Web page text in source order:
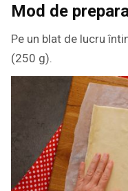
Mod de
Pe un blat de lucru
(250 g).